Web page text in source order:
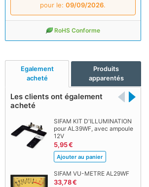
pour le:09/09/2026.
RoHS Conforme
Egalement
acheté
Produits
apparentés
Les clients ont également
acheté
SIFAM KIT D'ILLUMINATION
pour AL39WF, avec ampoule
12V
5,95 €
SIFAM VU-METRE AL29WF
33,78 €